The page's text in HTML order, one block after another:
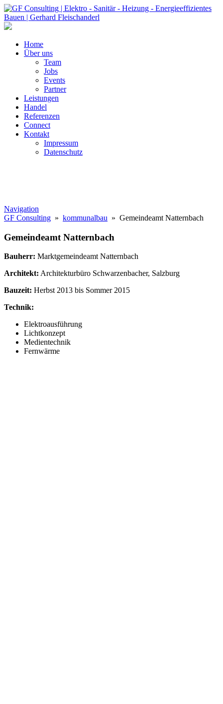
Home
Über uns
Team
Jobs
Events
Partner
Leistungen
Handel
Referenzen
Connect
Kontakt
Impressum
Datenschutz
Navigation
GF Consulting » kommunalbau » Gemeindeamt Natternbach
Gemeindeamt Natternbach
Bauherr: Marktgemeindeamt Natternbach
Architekt: Architekturbüro Schwarzenbacher, Salzburg
Bauzeit: Herbst 2013 bis Sommer 2015
Technik:
Elektroausführung
Lichtkonzept
Medientechnik
Fernwärme